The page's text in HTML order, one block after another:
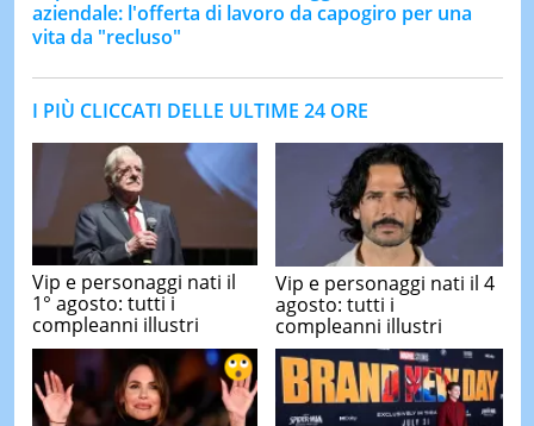
aziendale: l'offerta di lavoro da capogiro per una
vita da "recluso"
I PIÙ CLICCATI DELLE ULTIME 24 ORE
Vip e personaggi nati il
1° agosto: tutti i
compleanni illustri
Vip e personaggi nati il 4
agosto: tutti i
compleanni illustri